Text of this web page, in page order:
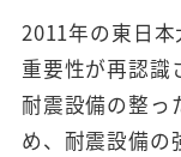
2011年の東日
重要性が再認識
耐震設備の整っ
め、耐震設備の